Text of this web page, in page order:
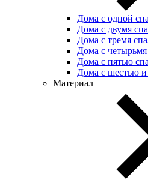
Дома с одной
Дома с двумя
Дома с тремя
Дома с
Дома с пятью
Дома с шестью и
Материал